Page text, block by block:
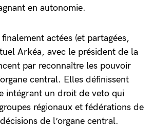
en autonomie.
actées (et partagées,
Arkéa, avec le président de la
par reconnaître les pouvoir
central. Elles définissent
intégrant un droit de veto qui
régionaux et fédérations de
de l’organe central.